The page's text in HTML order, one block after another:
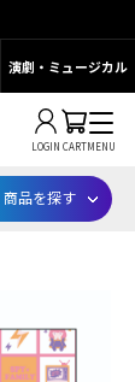
演劇・ミュージカル
LOGIN CARTMENU
商品を探す